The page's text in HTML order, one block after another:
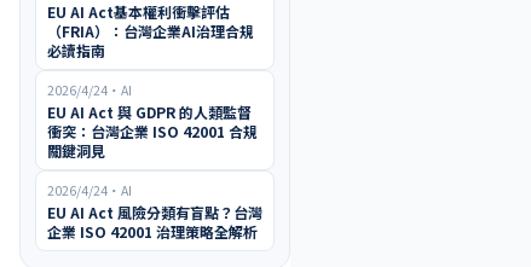
EU AI Act基本權利衝擊評估
（FRIA）：台灣企業AI治理合規
必讀指南
2026/4/24 ・ AI
EU AI Act 與 GDPR 的人類監督
衝突：台灣企業 ISO 42001 合規
關鍵洞見
2026/4/24 ・ AI
EU AI Act 風險分類有盲點？台灣
企業 ISO 42001 治理策略全解析